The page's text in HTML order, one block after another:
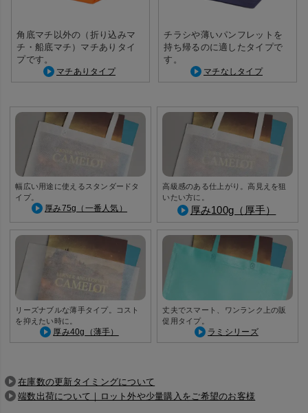
角底マチ以外の（折り込みマ
チ・船底マチ）マチありタイ
プです。
マチありタイプ
チラシや薄いパンフレットを
持ち帰るのに適したタイプで
す。
マチなしタイプ
幅広い用途に使えるスタンダードタ
イプ。
厚み75g（一番人気）
高級感のある仕上がり。高見えを狙
いたい方に。
厚み100g（厚手）
リーズナブルな薄手タイプ。コスト
を抑えたい時に。
厚み40g（薄手）
丈夫でスマート、ワンランク上の販
促用タイプ。
ラミシリーズ
在庫数の更新タイミングについて
端数出荷について｜ロット外や少量購入をご希望のお客様